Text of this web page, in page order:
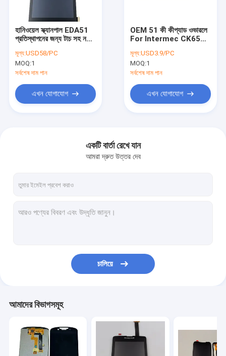
হানিওয়েল স্ক্যানপাল EDA51
প্রতিস্থাপনের জন্য টাচ সহ নতুন
মূল্য:USD58/PC
MOQ:1
সর্বশেষ দাম পান
এখন যোগাযোগ
OEM 51 কী কীপ্যাড ওভারলে
For Intermec CK65
Version
মূল্য:USD3.9/PC
MOQ:1
সর্বশেষ দাম পান
এখন যোগাযোগ
একটি বার্তা রেখে যান
আমরা দ্রুত উত্তর দেব
চালিয়ে
আমাদের বিভাগসমূহ